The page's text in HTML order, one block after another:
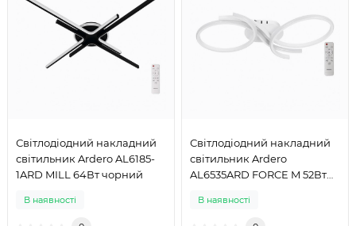
Світлодіодний накладний
світильник Ardero AL6185-
1ARD MILL 64Вт чорний
В наявності
Світлодіодний накладний
світильник Ardero
AL6535ARD FORCE M 52Вт
В наявності